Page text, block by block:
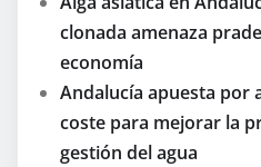
clonada amenaza
economía
Andalucía apuesta por
coste para mejorar la
gestión del agua